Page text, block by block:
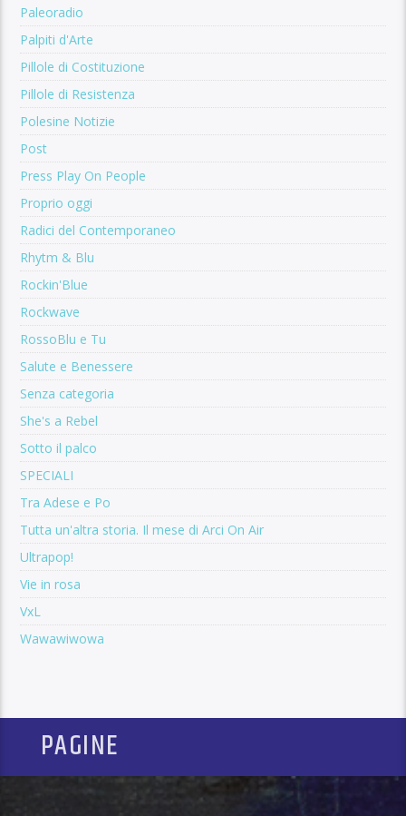
Paleoradio
Palpiti d'Arte
Pillole di Costituzione
Pillole di Resistenza
Polesine Notizie
Post
Press Play On People
Proprio oggi
Radici del Contemporaneo
Rhytm & Blu
Rockin'Blue
Rockwave
RossoBlu e Tu
Salute e Benessere
Senza categoria
She's a Rebel
Sotto il palco
SPECIALI
Tra Adese e Po
Tutta un'altra storia. Il mese di Arci On Air
Ultrapop!
Vie in rosa
VxL
Wawawiwowa
PAGINE